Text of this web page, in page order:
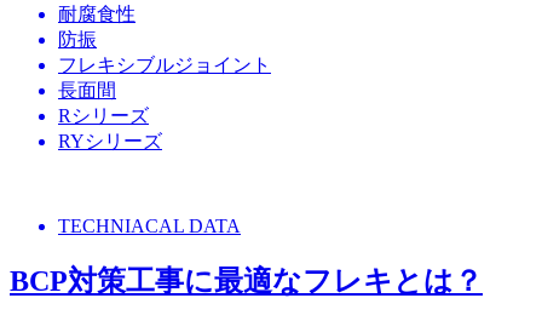
耐腐食性
防振
フレキシブルジョイント
長面間
Rシリーズ
RYシリーズ
TECHNIACAL DATA
BCP対策工事に最適なフレキとは？